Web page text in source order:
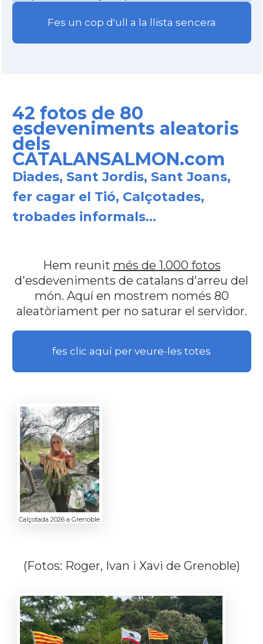
Fes un cop d'ull a la llista sencera
42 fotos de 80
esdeveniments aleatoris
dels
CATALANSALMON.com
Diades, Sant Jordis, Sant Joans,
fer cagar el Tió, Calçotades,
trobades informals...
Hem reunit més de 1.000 fotos
d'esdeveniments de catalans d'arreu del
món. Aquí en mostrem només 80
aleatòriament per no saturar el servidor.
fes clic aquí per veure-les totes
Calçotada 2026 a Grenoble
(Fotos: Roger, Ivan i Xavi de Grenoble)